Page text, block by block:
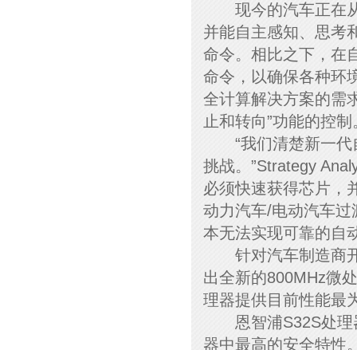
现今的汽车正在从
并能自主感知、思考
命令。相比之下，在
命令，以确保各种环
全计算解决方案的需
止和转向”功能的控制
“我们清楚新一代
挑战。”Strategy
必须快速获得芯片，
动力汽车/电动汽车
本无法实现可靠的自
针对汽车制造商开
出全新的800MHz微
理器提供目前性能最
恩智浦S32S处理
器中最高的安全特性